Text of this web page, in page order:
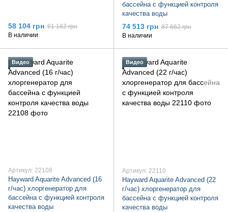
58 104 грн 61 162 грн
В наличии
бассейна с функцией контроля
качества воды
74 513 грн 87 662 грн
В наличии
Видео
Артикул: 22108
Hayward Aquarite Advanced (16
г/час) хлоргенератор для
бассейна с функцией контроля
качества воды
Видео
Артикул: 22110
Hayward Aquarite Advanced (22
г/час) хлоргенератор для
бассейна с функцией контроля
качества воды